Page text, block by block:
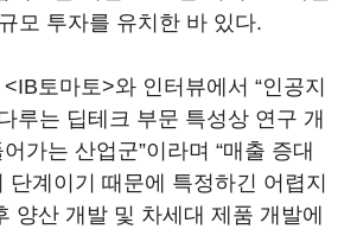
모 투자를 유치한 바 있다.
토마토>와 인터뷰에서 “인공지
루는 딥테크 부문 특성상 연구 개
가는 산업군”이라며 “매출 증대
단계이기 때문에 특정하긴 어렵지
양산 개발 및 차세대 제품 개발에